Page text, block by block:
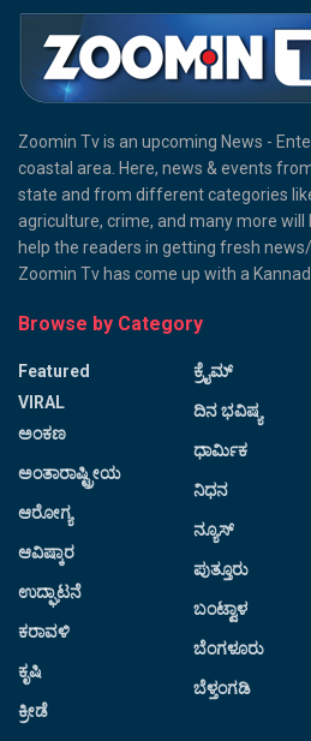
Zoomin Tv is an upcoming News -
coastal area. Here, news & events
state and from different categories
agriculture, crime, and many more
help the readers in getting fresh
Zoomin Tv has come up with a
Browse by Category
Featured
VIRAL
ಅಂಕಣ
ಅಂತಾರಾಷ್ಟ್ರೀಯ
ಆರೋಗ್ಯ
ಆವಿಷ್ಕಾರ
ಉದ್ಘಾಟನೆ
ಕರಾವಳಿ
ಕೃಷಿ
ಕ್ರೀಡೆ
ಕ್ರೈಮ್
ದಿನ ಭವಿಷ್ಯ
ಧಾರ್ಮಿಕ
ನಿಧನ
ನ್ಯೂಸ್
ಪುತ್ತೂರು
ಬಂಟ್ವಾಳ
ಬೆಂಗಳೂರು
ಬೆಳ್ತಂಗಡಿ